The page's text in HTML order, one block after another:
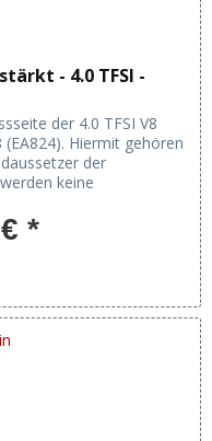
- 4.0 TFSI -
der 4.0 TFSI V8
(EA824). Hiermit gehören
der
keine
*